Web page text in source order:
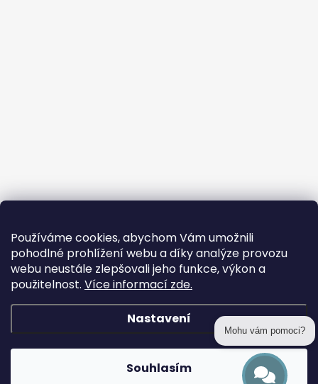
Používáme cookies, abychom Vám umožnili
pohodlné prohlížení webu a díky analýze provozu
webu neustále zlepšovali jeho funkce, výkon a
použitelnost. Více informací zde.
Nastavení
Souhlasím
Copyright 2026prohackovani.cz. Všechna práva vyhrazena.
Mohu vám pomoci?